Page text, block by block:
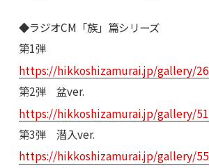
◆ラジオCM「族」篇シリーズ
第1弾
https://hikkoshizamurai.jp/gallery/26
第2弾 盆ver.
https://hikkoshizamurai.jp/gallery/51
第3弾 潜入ver.
https://hikkoshizamurai.jp/gallery/55